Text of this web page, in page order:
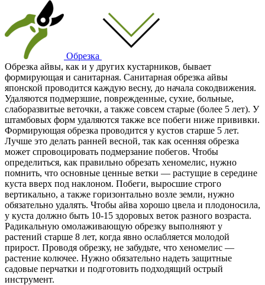
Обрезка
Обрезка айвы, как и у других кустарников, бывает
формирующая и санитарная. Санитарная обрезка айвы
японской проводится каждую весну, до начала сокодвижения.
Удаляются подмерзшие, поврежденные, сухие, больные,
слаборазвитые веточки, а также совсем старые (более 5 лет). У
штамбовых форм удаляются также все побеги ниже прививки.
Формирующая обрезка проводится у кустов старше 5 лет.
Лучше это делать ранней весной, так как осенняя обрезка
может спровоцировать подмерзание побегов. Чтобы
определиться, как правильно обрезать хеномелис, нужно
помнить, что основные ценные ветки — растущие в середине
куста вверх под наклоном. Побеги, выросшие строго
вертикально, а также горизонтально возле земли, нужно
обязательно удалять. Чтобы айва хорошо цвела и плодоносила,
у куста должно быть 10-15 здоровых веток разного возраста.
Радикальную омолаживающую обрезку выполняют у
растений старше 8 лет, когда явно ослабляется молодой
прирост. Проводя обрезку, не забудьте, что хеномелис —
растение колючее. Нужно обязательно надеть защитные
садовые перчатки и подготовить подходящий острый
инструмент.